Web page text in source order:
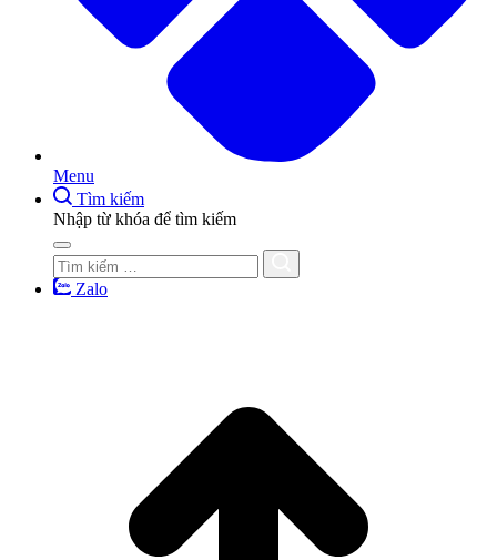
Menu
Tìm kiếm
Nhập từ khóa để tìm kiếm
Zalo